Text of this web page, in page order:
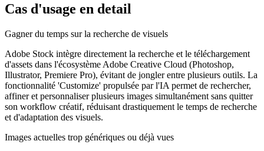
Cas d'usage en detail
Gagner du temps sur la recherche de visuels
Adobe Stock intègre directement la recherche et le téléchargement
d'assets dans l'écosystème Adobe Creative Cloud (Photoshop,
Illustrator, Premiere Pro), évitant de jongler entre plusieurs outils. La
fonctionnalité 'Customize' propulsée par l'IA permet de rechercher,
affiner et personnaliser plusieurs images simultanément sans quitter
son workflow créatif, réduisant drastiquement le temps de recherche
et d'adaptation des visuels.
Images actuelles trop génériques ou déjà vues